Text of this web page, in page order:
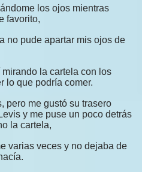
los ojos mientras
favorito,
no pude apartar mis ojos de
la cartela con los
lo que podría comer.
pero me gustó su trasero
y me puse un poco detrás
la cartela,
varias veces y no dejaba de